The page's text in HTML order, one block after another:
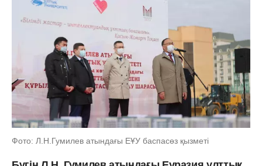
Фото: Л.Н.Гумилев атындағы ЕҰУ баспасөз қызметі